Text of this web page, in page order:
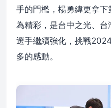
手的門檻，楊勇緯更拿
為精彩，是台中之光、
選手繼續強化，挑戰
多的感動。